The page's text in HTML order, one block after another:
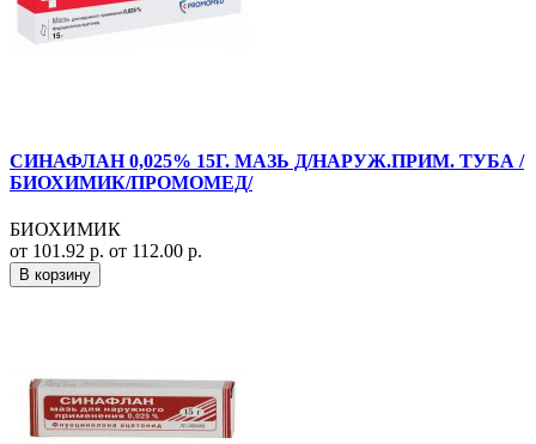
СИНАФЛАН 0,025% 15Г. МАЗЬ Д/НАРУЖ.ПРИМ. ТУБА /
БИОХИМИК/ПРОМОМЕД/
БИОХИМИК
от 101.92 р. от 112.00 р.
В корзину